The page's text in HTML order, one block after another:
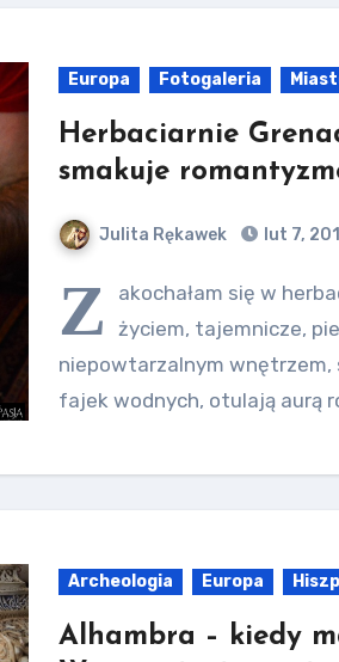
Europa Fotogaleria
Herbaciarnie
smakuje
Julita Rękawek lut 7,
Z
akochałam się w
życiem, tajemnicze,
niepowtarzalnym wnętrzem,
fajek wodnych, otulają aurą
Archeologia Europa
Alhambra – kiedy